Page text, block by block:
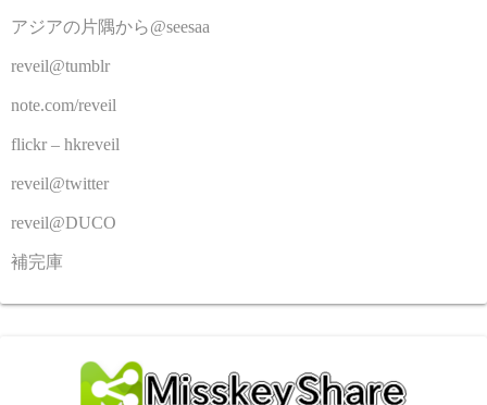
アジアの片隅から@seesaa
reveil@tumblr
note.com/reveil
flickr – hkreveil
reveil@twitter
reveil@DUCO
補完庫